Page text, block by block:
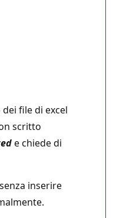
file di excel
scritto
e chiede di
inserire